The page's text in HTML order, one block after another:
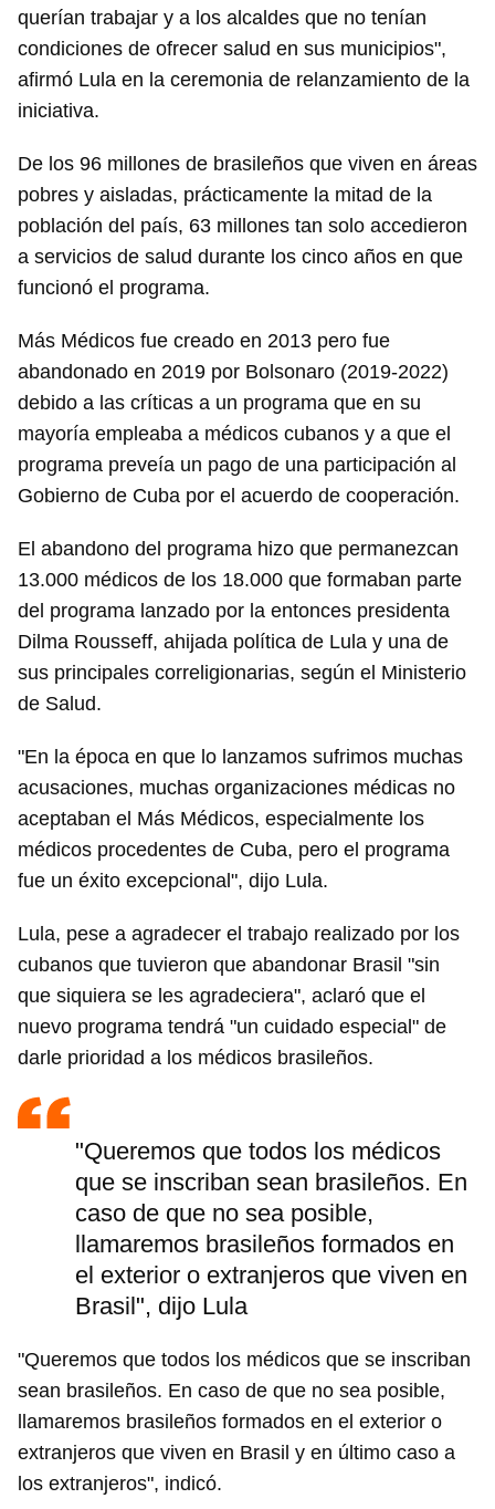
querían trabajar y a los alcaldes que no tenían
condiciones de ofrecer salud en sus municipios",
afirmó Lula en la ceremonia de relanzamiento de la
iniciativa.
De los 96 millones de brasileños que viven en áreas
pobres y aisladas, prácticamente la mitad de la
población del país, 63 millones tan solo accedieron
a servicios de salud durante los cinco años en que
funcionó el programa.
Más Médicos fue creado en 2013 pero fue
abandonado en 2019 por Bolsonaro (2019-2022)
debido a las críticas a un programa que en su
mayoría empleaba a médicos cubanos y a que el
programa preveía un pago de una participación al
Gobierno de Cuba por el acuerdo de cooperación.
El abandono del programa hizo que permanezcan
13.000 médicos de los 18.000 que formaban parte
del programa lanzado por la entonces presidenta
Dilma Rousseff, ahijada política de Lula y una de
sus principales correligionarias, según el Ministerio
de Salud.
"En la época en que lo lanzamos sufrimos muchas
acusaciones, muchas organizaciones médicas no
aceptaban el Más Médicos, especialmente los
médicos procedentes de Cuba, pero el programa
fue un éxito excepcional", dijo Lula.
Lula, pese a agradecer el trabajo realizado por los
cubanos que tuvieron que abandonar Brasil "sin
que siquiera se les agradeciera", aclaró que el
nuevo programa tendrá "un cuidado especial" de
darle prioridad a los médicos brasileños.
"Queremos que todos los médicos
que se inscriban sean brasileños. En
caso de que no sea posible,
llamaremos brasileños formados en
el exterior o extranjeros que viven en
Brasil", dijo Lula
"Queremos que todos los médicos que se inscriban
sean brasileños. En caso de que no sea posible,
llamaremos brasileños formados en el exterior o
extranjeros que viven en Brasil y en último caso a
los extranjeros", indicó.